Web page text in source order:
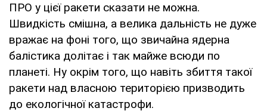
ПРО у цієї ракети сказати не можна.
Швидкість смішна, а велика дальність не дуже
вражає на фоні того, що звичайна ядерна
балістика долітає і так майже всюди по
планеті. Ну окрім того, що навіть збиття такої
ракети над власною територією призводить
до екологічної катастрофи.